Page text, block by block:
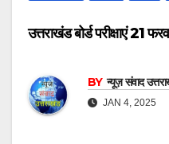
उत्तराखंड बोर्ड परीक्षाएं 21
BY न्यूज़ संवाद
JAN 4, 2025